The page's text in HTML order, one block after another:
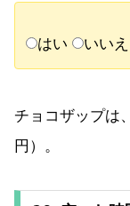
はい いいえ
チョコザップは
円）。